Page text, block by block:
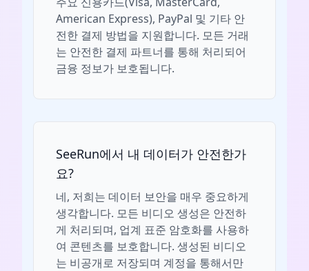
American Express), PayPal 및 기타 안
전한 결제 방법을 지원합니다. 모든 거래
는 안전한 결제 파트너를 통해 처리되어
금융 정보가 보호됩니다.
SeeRun에서 내 데이터가 안전한가
요?
네, 저희는 데이터 보안을 매우 중요하게
생각합니다. 모든 비디오 생성은 안전하
게 처리되며, 업계 표준 암호화를 사용하
여 콘텐츠를 보호합니다. 생성된 비디오
는 비공개로 저장되며 계정을 통해서만